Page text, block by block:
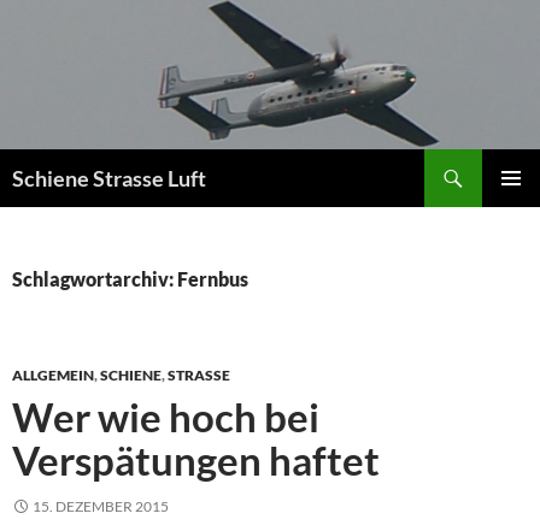
Schiene Strasse Luft
Schlagwortarchiv: Fernbus
ALLGEMEIN,SCHIENE,STRASSE
Wer wie hoch bei
Verspätungen haftet
15. DEZEMBER 2015